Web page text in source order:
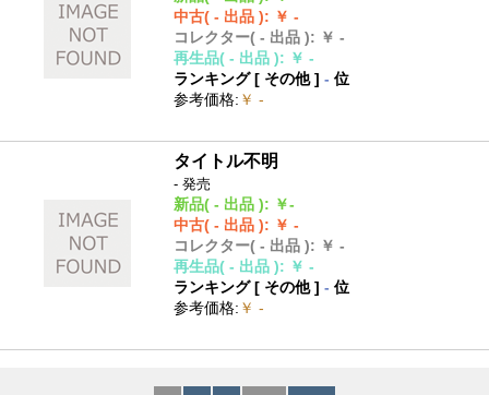
中古( - 出品 ): ￥ -
コレクター( - 出品 ): ￥ -
再生品( - 出品 ): ￥ -
ランキング [ その他]- 位
参考価格: ￥ -
タイトル不明
- 発売
新品( - 出品 ): ￥-
中古( - 出品 ): ￥ -
コレクター( - 出品 ): ￥ -
再生品( - 出品 ): ￥ -
ランキング [ その他]- 位
参考価格: ￥ -